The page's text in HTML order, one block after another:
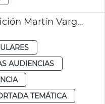
Visitas guiadas exposición Martín Vargas. Galería del Tossal. València
AUDIENCIAS
TEMÁTICA